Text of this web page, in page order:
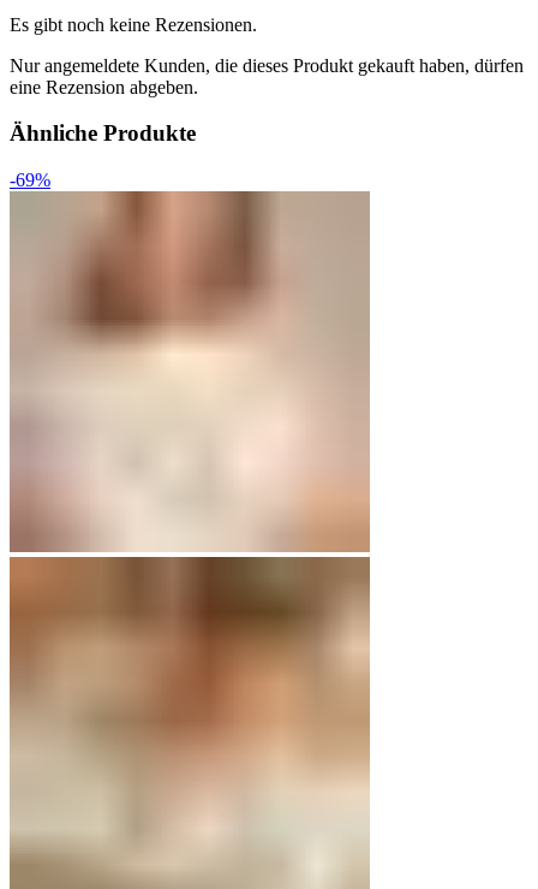
Es gibt noch keine Rezensionen.
Nur angemeldete Kunden, die dieses Produkt gekauft haben, dürfen
eine Rezension abgeben.
Ähnliche Produkte
-69%